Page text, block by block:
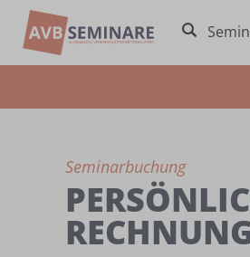
Seminarbuchung